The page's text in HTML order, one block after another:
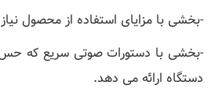
-بخشی با مزایای استفاده از محصول
-بخشی با دستورات صوتی سریع که حس
دستگاه ارائه می دهد.